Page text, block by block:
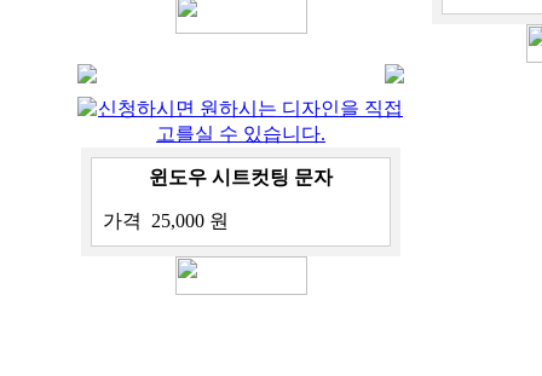
윈도우 시트컷팅 문자
가격 25,000 원